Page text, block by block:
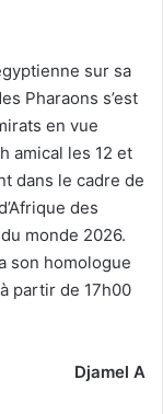
sur sa
Pharaons s’est
en vue
amical les 12 et
dans le cadre de
des
monde 2026.
son homologue
partir de 17h00
Djamel A